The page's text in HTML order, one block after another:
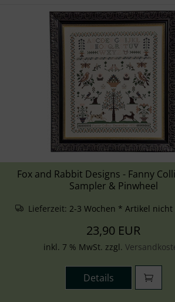
Fox and Rabbit Designs - Fanny
Sampler & Pinwheel
Lieferzeit: 2-3 Wochen * Artikel nicht
23,90 EUR
inkl. 7 % MwSt. zzgl.
Details